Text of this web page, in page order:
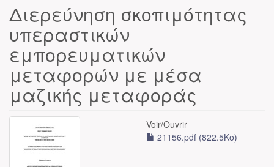
Διερεύνηση σκοπιμότητας
υπεραστικών
εμπορευματικών
μεταφορών με μέσα
μαζικής μεταφοράς
Voir/Ouvrir
21156.pdf (822.5Ko)